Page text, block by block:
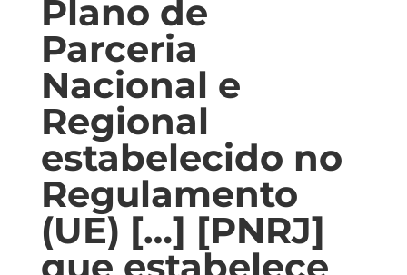
Plano de
Parceria
Nacional e
Regional
estabelecido no
Regulamento
(UE) […] [PNRJ]